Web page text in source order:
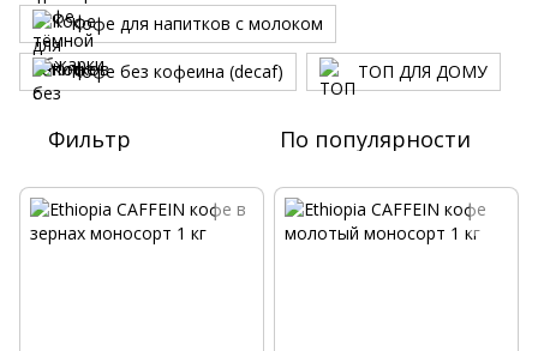
Кофе для напитков с молоком
Кофе без кофеина (decaf) ТОП ДЛЯ ДОМУ
Фильтр По популярности